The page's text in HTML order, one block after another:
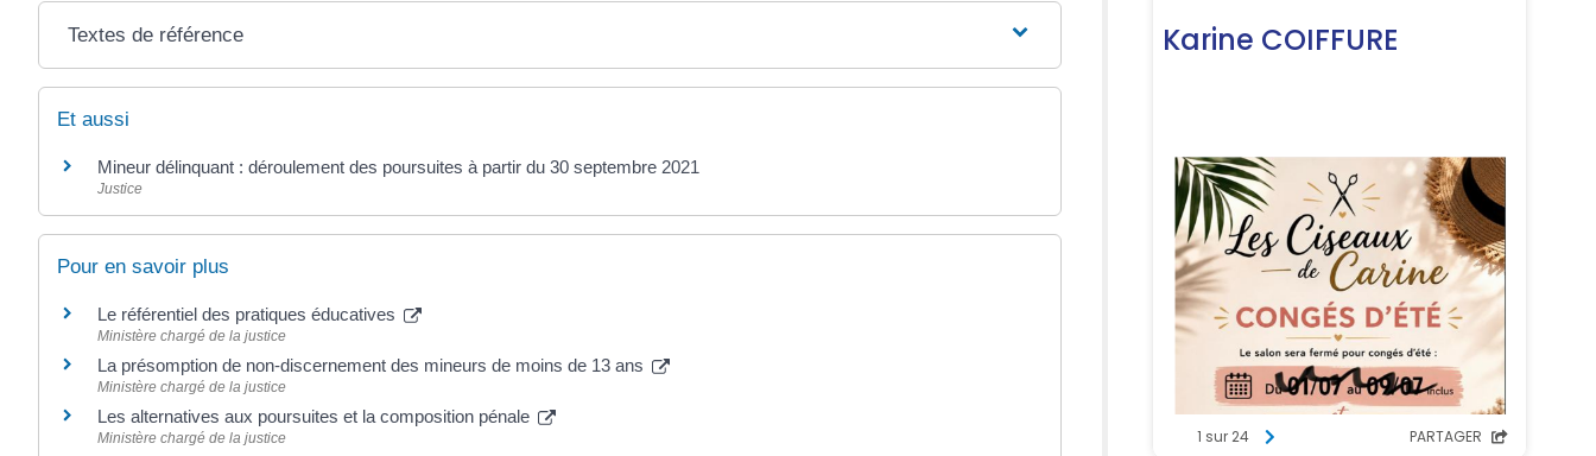
Textes de référence
Et aussi
Mineur délinquant : déroulement des poursuites à partir du 30 septembre 2021
Justice
Pour en savoir plus
Le référentiel des pratiques éducatives
Ministère chargé de la justice
La présomption de non-discernement des mineurs de moins de 13 ans
Ministère chargé de la justice
Les alternatives aux poursuites et la composition pénale
Ministère chargé de la justice